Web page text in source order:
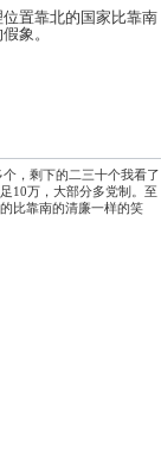
置靠北的国家比靠南
象。
，剩下的二三十个我看了
10万，大部分多党制。至
比靠南的清廉一样的笑